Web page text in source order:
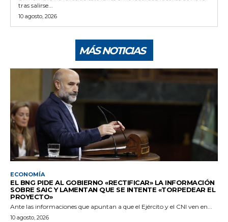
tras salirse...
10 agosto, 2026
MÁS NOTICIAS
ECONOMÍA
EL BNG PIDE AL GOBIERNO «RECTIFICAR» LA INFORMACIÓN
SOBRE SAIC Y LAMENTAN QUE SE INTENTE «TORPEDEAR EL
PROYECTO»
Ante las informaciones que apuntan a que el Ejército y el CNI ven en...
10 agosto, 2026